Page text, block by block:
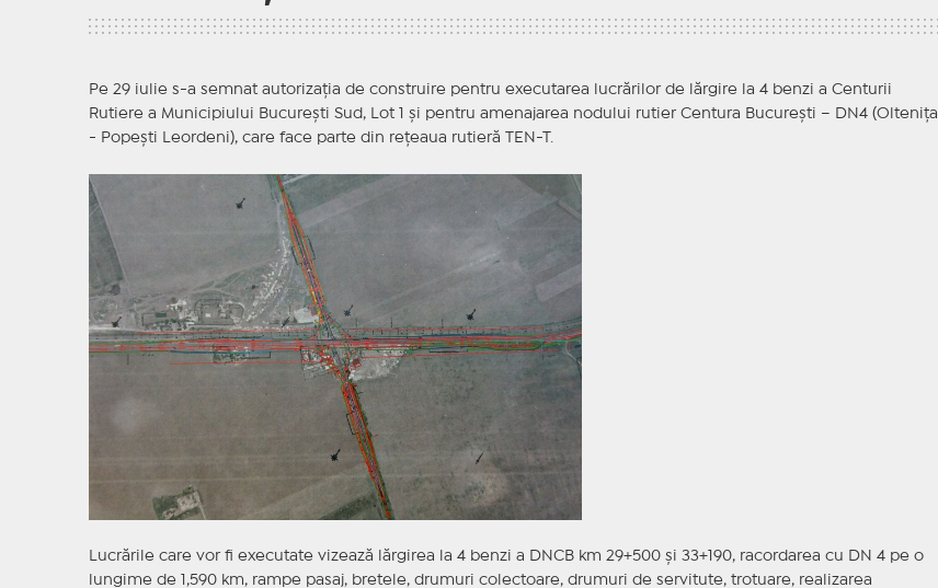
Pe 29 iulie s-a semnat autorizația de construire pentru executarea lucrărilor de lărgire la 4 benzi a Centurii
Rutiere a Municipiului București Sud, Lot 1 și pentru amenajarea nodului rutier Centura București – DN4 (Oltenița
- Popești Leordeni), care face parte din rețeaua rutieră TEN-T.
Lucrările care vor fi executate vizează lărgirea la 4 benzi a DNCB km 29+500 și 33+190, racordarea cu DN 4 pe o
lungime de 1,590 km, rampe pasaj, bretele, drumuri colectoare, drumuri de servitute, trotuare, realizarea